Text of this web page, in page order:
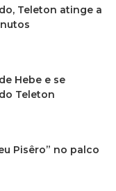
Teleton atinge a
Hebe e se
Teleton
Pisêro” no palco